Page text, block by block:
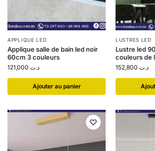
APPLIQUE LED
Applique salle de bain led noir
60cm 3 couleurs
د.ت
Ajouter au panier
LUSTRES LED
Lustre led
couleurs de
د.ت